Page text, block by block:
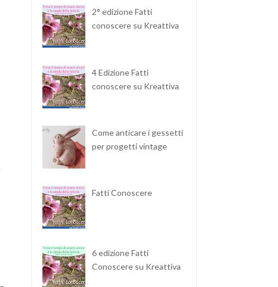
2° edizione Fatti
conoscere su Kreattiva
4 Edizione Fatti
conoscere su Kreattiva
Come anticare i gessetti
per progetti vintage
Fatti Conoscere
6 edizione Fatti
Conoscere su Kreattiva